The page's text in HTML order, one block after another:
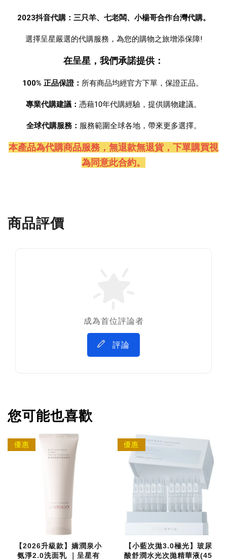
2023抖音代購：三只羊、七老闆、小楊哥合作台灣代購。
選擇呈星嚴選的代購服務，為您的購物之旅增添保障!
在呈星，我們承諾提供：
100% 正品保證： 所有商品均經官方下單，保證正品。
專業代購建議： 憑藉10年代購經驗，提供購物建議。
全球代購服務： 服務範圍全球各地，帶來更多選擇。
本產品為代購商品服務，無退款無退貨，下單購買視
為同意此合約。
商品評價
成為首位評論者
評論
您可能也喜歡
優惠
【2026升級款】嬌潤泉小
氨淨2.0洗面乳 ｜呈星有
優惠
【小藍次拋3.0極光】玻尿
酸舒潤水光次拋精華液(45